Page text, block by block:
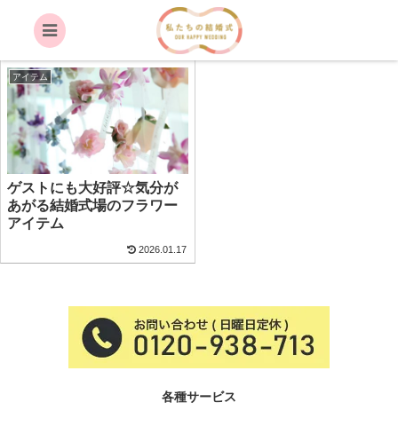
雰囲気
アイテム
ゲストにも大好評☆気分が
あがる結婚式場のフラワー
アイテム
2026.01.17
各種サービス